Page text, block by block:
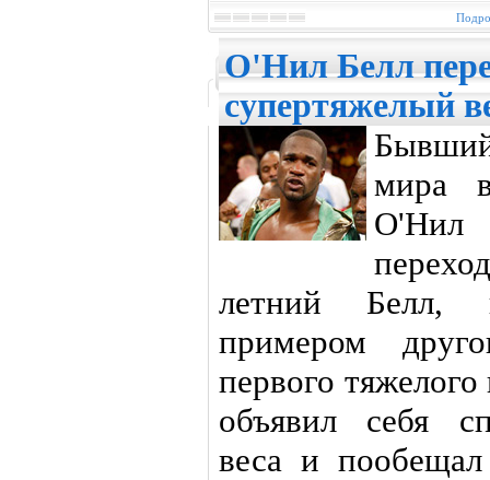
О'Нил Белл
супертяжелый
мира
О'Нил
летний Белл,
примером
первого
объявил себя
веса и пообещал